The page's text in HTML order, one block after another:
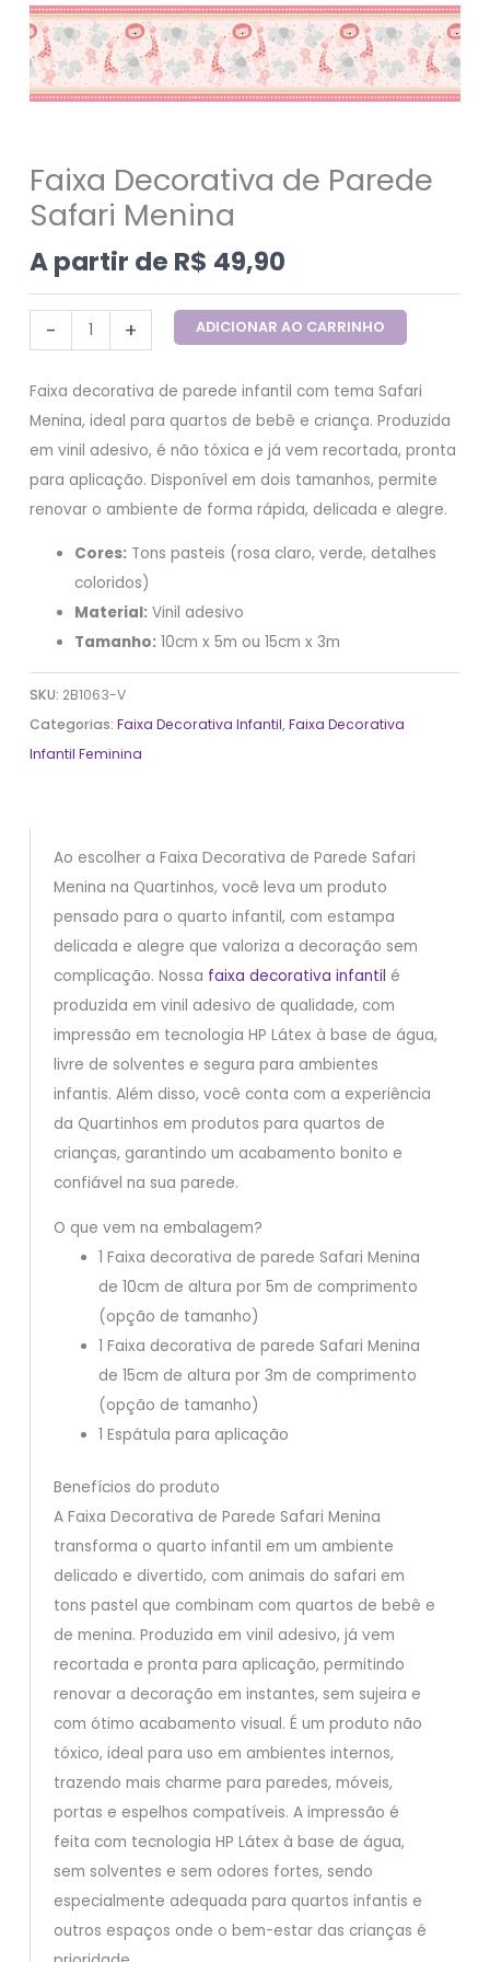
Faixa Decorativa de Parede
Safari Menina
A partir de R$ 49,90
- + ADICIONAR AO CARRINHO
Faixa decorativa de parede infantil com tema Safari
Menina, ideal para quartos de bebê e criança. Produzida
em vinil adesivo, é não tóxica e já vem recortada, pronta
para aplicação. Disponível em dois tamanhos, permite
renovar o ambiente de forma rápida, delicada e alegre.
Cores: Tons pasteis (rosa claro, verde, detalhes
coloridos)
Material: Vinil adesivo
Tamanho: 10cm x 5m ou 15cm x 3m
SKU: 2B1063-V
Categorias:Faixa Decorativa Infantil,Faixa Decorativa
Infantil Feminina
Ao escolher a Faixa Decorativa de Parede Safari
Menina na Quartinhos, você leva um produto
pensado para o quarto infantil, com estampa
delicada e alegre que valoriza a decoração sem
complicação. Nossa faixa decorativa infantil é
produzida em vinil adesivo de qualidade, com
impressão em tecnologia HP Látex à base de água,
livre de solventes e segura para ambientes
infantis. Além disso, você conta com a experiência
da Quartinhos em produtos para quartos de
crianças, garantindo um acabamento bonito e
confiável na sua parede.
O que vem na embalagem?
1 Faixa decorativa de parede Safari Menina
de 10cm de altura por 5m de comprimento
(opção de tamanho)
1 Faixa decorativa de parede Safari Menina
de 15cm de altura por 3m de comprimento
(opção de tamanho)
1 Espátula para aplicação
Benefícios do produto
A Faixa Decorativa de Parede Safari Menina
transforma o quarto infantil em um ambiente
delicado e divertido, com animais do safari em
tons pastel que combinam com quartos de bebê e
de menina. Produzida em vinil adesivo, já vem
recortada e pronta para aplicação, permitindo
renovar a decoração em instantes, sem sujeira e
com ótimo acabamento visual. É um produto não
tóxico, ideal para uso em ambientes internos,
trazendo mais charme para paredes, móveis,
portas e espelhos compatíveis. A impressão é
feita com tecnologia HP Látex à base de água,
sem solventes e sem odores fortes, sendo
especialmente adequada para quartos infantis e
outros espaços onde o bem-estar das crianças é